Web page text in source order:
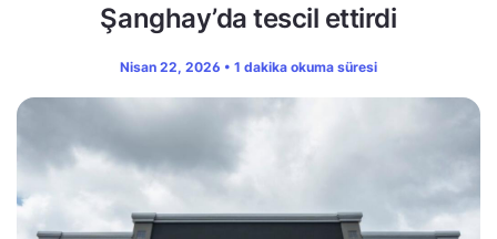
Şanghay’da tescil ettirdi
Nisan 22, 2026 • 1 dakika okuma süresi